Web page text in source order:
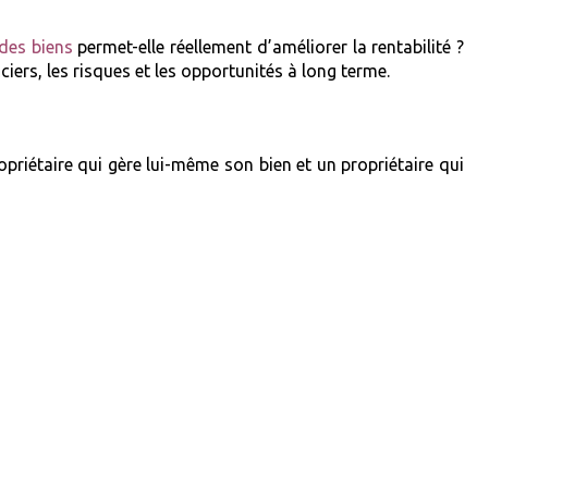
biens permet-elle réellement d’améliorer la rentabilité ?
les risques et les opportunités à long terme.
qui gère lui-même son bien et un propriétaire qui